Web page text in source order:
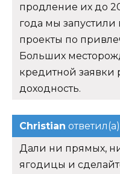
продление их до
года мы
проекты по
Больших
кредитной заявки
доходность.
Christian ответил(а)
Дали ни прямых,
ягодицы и